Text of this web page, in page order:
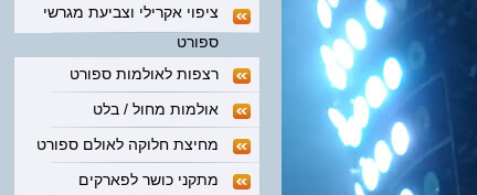
ציפוי אקרילי וצביעת מגרשי
ספורט
רצפות לאולמות ספורט
אולמות מחול / בלט
מחיצת חלוקה לאולם ספורט
מתקני כושר לפארקים